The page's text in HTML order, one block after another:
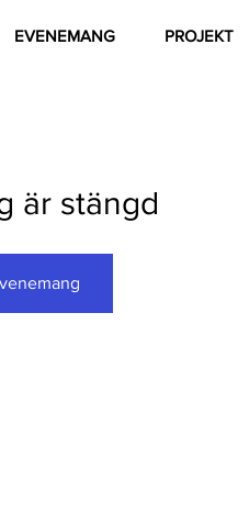
EVENEMANG PROJEKT
är stängd